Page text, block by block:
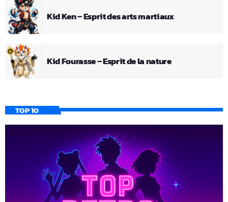
Kid Ken – Esprit des arts martiaux
Kid Fourasse – Esprit de la nature
TOP 10